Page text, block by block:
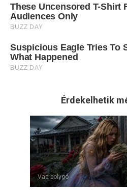
Érdekelhetik
Vad bolygó